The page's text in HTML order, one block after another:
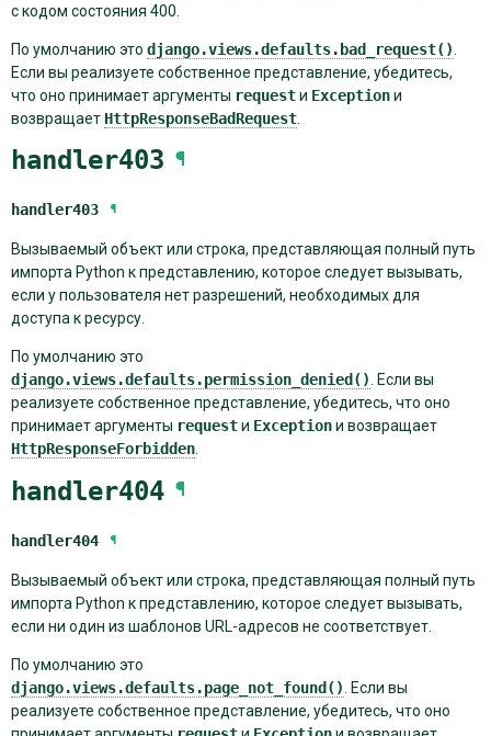
с кодом состояния 400.
По умолчанию это django.views.defaults.bad_request()
Если вы реализуете собственное представление, убедитесь,
что оно принимает аргументы requestи Exceptionи
возвращает HttpResponseBadRequest
handler403 ¶
handler403 ¶
Вызываемый объект или строка, представляющая полный путь
импорта Python к представлению, которое следует вызывать,
если у пользователя нет разрешений, необходимых для
доступа к ресурсу.
По умолчанию это
django.views.defaults.permission_denied(). Если вы
реализуете собственное представление, убедитесь, что оно
принимает аргументы requestи Exceptionи возвращает
HttpResponseForbidden.
handler404 ¶
handler404 ¶
Вызываемый объект или строка, представляющая полный путь
импорта Python к представлению, которое следует вызывать,
если ни один из шаблонов URL-адресов не соответствует.
По умолчанию это
django.views.defaults.page_not_found()
. Если вы
реализуете собственное представление, убедитесь, что оно